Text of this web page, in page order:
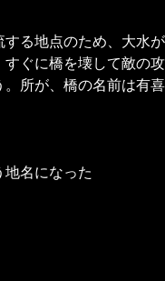
る地点のため、大水
ぐに橋を壊して敵の
所が、橋の名前は有
名になった